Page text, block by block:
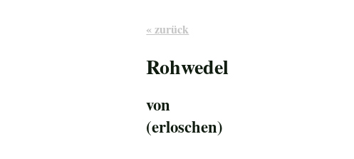
« zurück
Rohwedel
von
(erloschen)